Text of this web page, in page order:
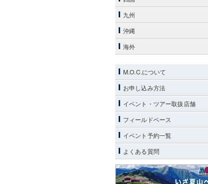
九州
沖縄
海外
M.O.C.について
お申し込み方法
イベント・ツアー取扱店舗
フィールドベース
イベント予約一覧
よくある質問